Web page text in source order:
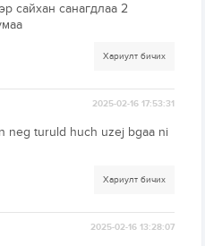
сайхан санагдлаа 2
Хариулт бичих
2025-02-16 17:53:31
neg turuld huch uzej bgaa ni
Хариулт бичих
2025-02-16 13:28:07